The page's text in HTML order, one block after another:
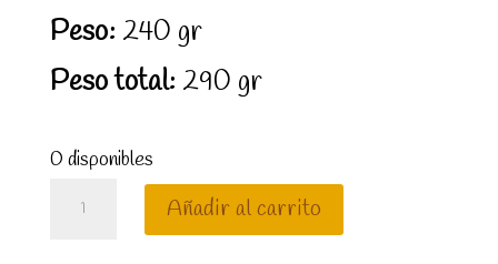
Peso: 240 gr
Peso total: 290 gr
0 disponibles
EMPIÑONADOSAñadir al carrito